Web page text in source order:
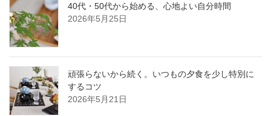
40代・50代から始める、心地よい自分時間
2026年5月25日
頑張らないから続く。いつもの夕食を少し特別に
するコツ
2026年5月21日